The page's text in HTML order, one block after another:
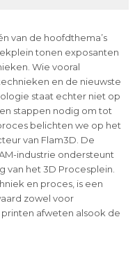
van de hoofdthema’s
tonen exposanten
Wie vooral
en de nieuwste
staat echter niet op
stappen nodig om tot
belichten we op het
van Flam3D. De
industrie ondersteunt
van het 3D Procesplein.
en proces, is een
zowel voor
afweten alsook de